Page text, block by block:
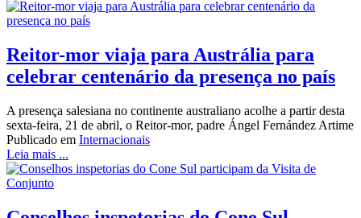
Reitor-mor viaja para Austrália para
celebrar centenário da presença no país
A presença salesiana no continente australiano acolhe a partir desta
sexta-feira, 21 de abril, o Reitor-mor, padre Ángel Fernández Artime
Publicado em Internacionais
Leia mais ...